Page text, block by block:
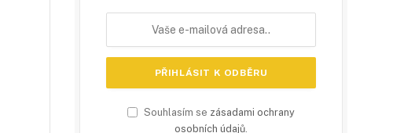
Souhlasím se zásadami ochrany
osobních údajů.